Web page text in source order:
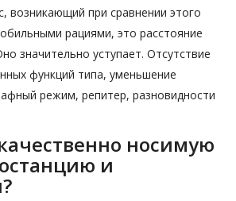
возникающий при сравнении этого
рациями, это расстояние
значительно уступает. Отсутствие
функций типа, уменьшение
режим, репитер, разновидности
носимую
и